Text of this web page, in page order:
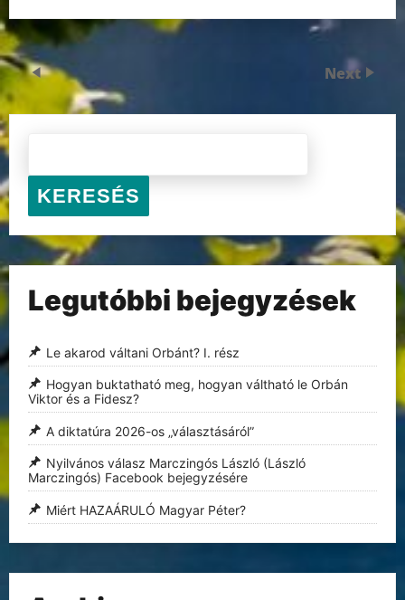
Next
KERESÉS
Legutóbbi bejegyzések
Le akarod váltani Orbánt? I. rész
Hogyan buktatható meg, hogyan váltható le Orbán
Viktor és a Fidesz?
A diktatúra 2026-os „választásáról”
Nyilvános válasz Marczingós László (László
Marczingós) Facebook bejegyzésére
Miért HAZAÁRULÓ Magyar Péter?